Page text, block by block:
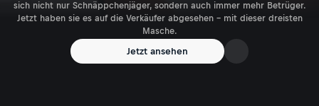
sich nicht nur Schnäppchenjäger, sondern auch immer mehr Betrüger.
Jetzt haben sie es auf die Verkäufer abgesehen – mit dieser dreisten
Masche.
Jetzt ansehen